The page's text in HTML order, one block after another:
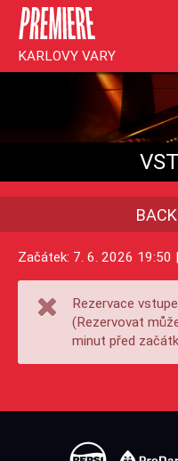
KARLOVY VARY
Začátek: 7. 6. 2026 19:50
Rezervace
(Rezervovat
minut před